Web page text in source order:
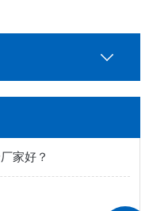
家好？